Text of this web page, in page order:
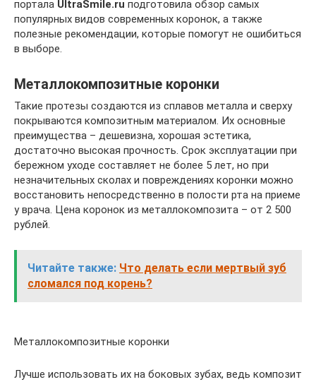
портала UltraSmile.ru подготовила обзор самых
популярных видов современных коронок, а также
полезные рекомендации, которые помогут не ошибиться
в выборе.
Металлокомпозитные коронки
Такие протезы создаются из сплавов металла и сверху
покрываются композитным материалом. Их основные
преимущества – дешевизна, хорошая эстетика,
достаточно высокая прочность. Срок эксплуатации при
бережном уходе составляет не более 5 лет, но при
незначительных сколах и повреждениях коронки можно
восстановить непосредственно в полости рта на приеме
у врача. Цена коронок из металлокомпозита – от 2 500
рублей.
Читайте также: Что делать если мертвый зуб
сломался под корень?
Металлокомпозитные коронки
Лучше использовать их на боковых зубах, ведь композит